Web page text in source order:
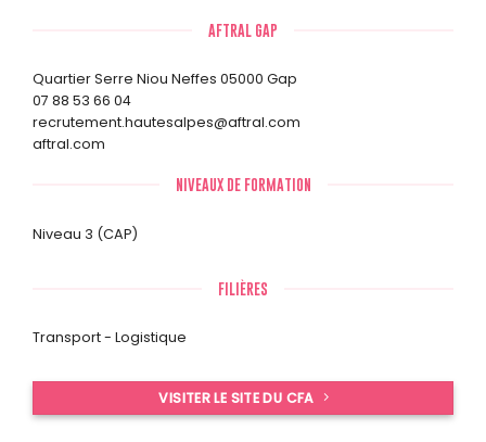
AFTRAL GAP
Quartier Serre Niou Neffes 05000 Gap
07 88 53 66 04
recrutement.hautesalpes@aftral.com
aftral.com
NIVEAUX DE FORMATION
Niveau 3 (CAP)
FILIÈRES
Transport - Logistique
VISITER LE SITE DU CFA